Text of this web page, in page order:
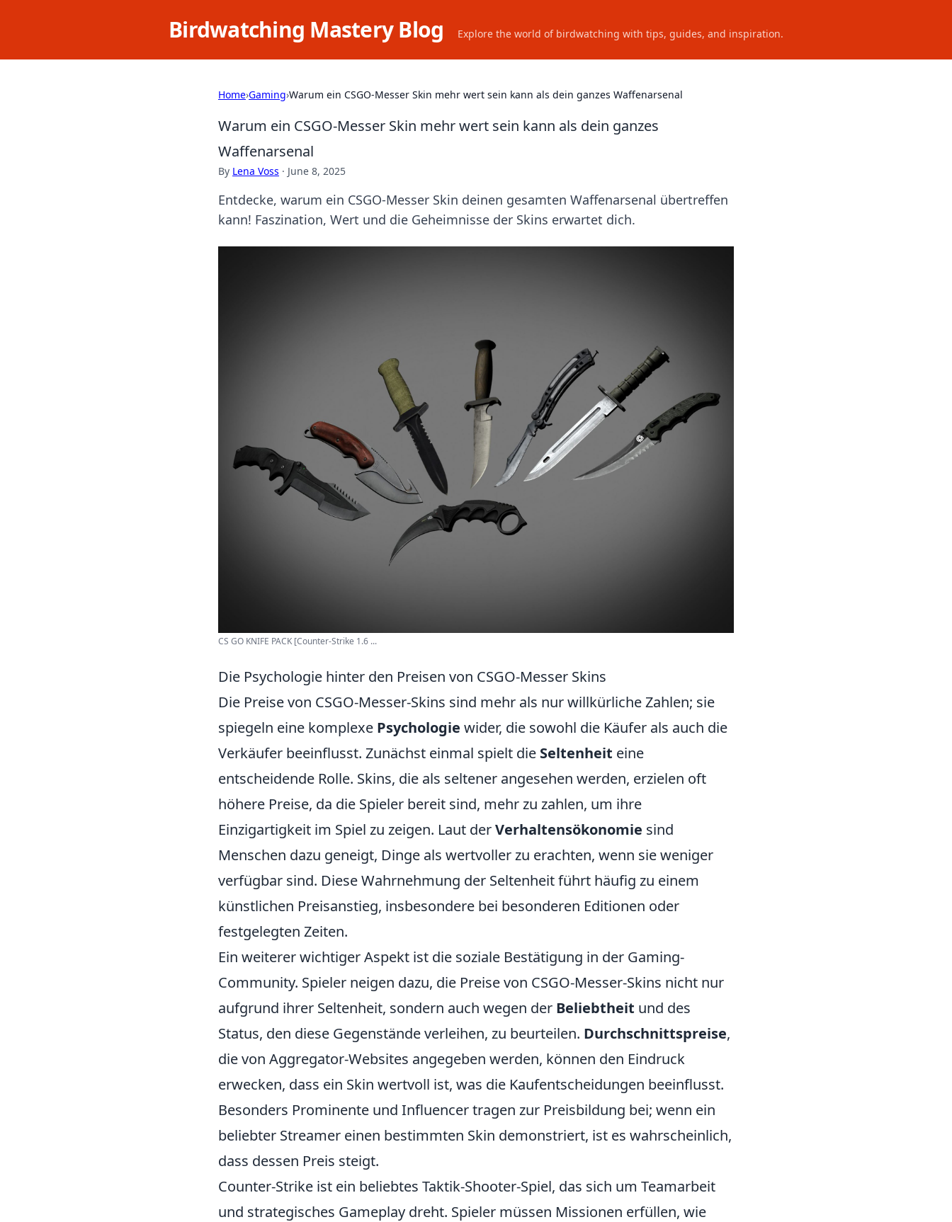
Birdwatching Mastery Blog Explore the world of birdwatching with tips, guides, and inspiration.
Home›Gaming›Warum ein CSGO-Messer Skin mehr wert sein kann als dein ganzes Waffenarsenal
Warum ein CSGO-Messer Skin mehr wert sein kann als dein ganzes
Waffenarsenal
By Lena Voss · June 8, 2025
Entdecke, warum ein CSGO-Messer Skin deinen gesamten Waffenarsenal übertreffen
kann! Faszination, Wert und die Geheimnisse der Skins erwartet dich.
CS GO KNIFE PACK [Counter-Strike 1.6 ...
Die Psychologie hinter den Preisen von CSGO-Messer Skins
Die Preise von CSGO-Messer-Skins sind mehr als nur willkürliche Zahlen; sie
spiegeln eine komplexe Psychologie wider, die sowohl die Käufer als auch die
Verkäufer beeinflusst. Zunächst einmal spielt die Seltenheit eine
entscheidende Rolle. Skins, die als seltener angesehen werden, erzielen oft
höhere Preise, da die Spieler bereit sind, mehr zu zahlen, um ihre
Einzigartigkeit im Spiel zu zeigen. Laut derVerhaltensökonomie sind
Menschen dazu geneigt, Dinge als wertvoller zu erachten, wenn sie weniger
verfügbar sind. Diese Wahrnehmung der Seltenheit führt häufig zu einem
künstlichen Preisanstieg, insbesondere bei besonderen Editionen oder
festgelegten Zeiten.
Ein weiterer wichtiger Aspekt ist die soziale Bestätigung in der Gaming-
Community. Spieler neigen dazu, die Preise von CSGO-Messer-Skins nicht nur
aufgrund ihrer Seltenheit, sondern auch wegen der Beliebtheit und des
Status, den diese Gegenstände verleihen, zu beurteilen. Durchschnittspreise,
die von Aggregator-Websites angegeben werden, können den Eindruck
erwecken, dass ein Skin wertvoll ist, was die Kaufentscheidungen beeinflusst.
Besonders Prominente und Influencer tragen zur Preisbildung bei; wenn ein
beliebter Streamer einen bestimmten Skin demonstriert, ist es wahrscheinlich,
dass dessen Preis steigt.
Counter-Strike ist ein beliebtes Taktik-Shooter-Spiel, das sich um Teamarbeit
und strategisches Gameplay dreht. Spieler müssen Missionen erfüllen, wie